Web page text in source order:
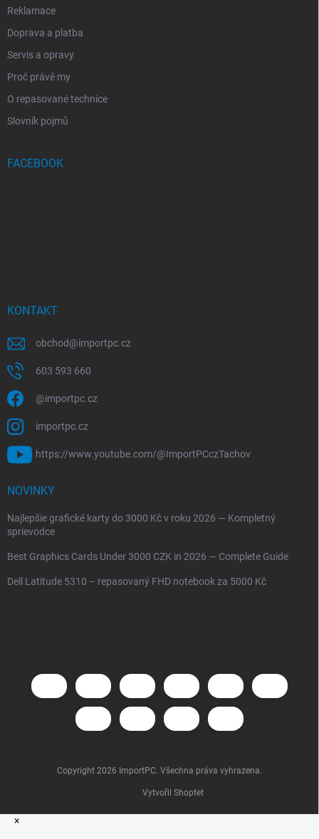
Reklamace
Doprava a platba
Servis a opravy
Proč právě my
O repasované technice
Slovník pojmů
FACEBOOK
KONTAKT
obchod@importpc.cz
603 593 660
@importpc.cz
importpc.cz
https://www.youtube.com/@ImportPCczTachov
NOVINKY
Najlepšie grafické karty do 3000 Kč v roku 2026 — Kompletný
sprievodce
Best Graphics Cards Under 3000 CZK in 2026 — Complete Guide
Dell Latitude 5310 – repasovaný FHD notebook za 5000 Kč
Vytvořil Shoptet
Copyright 2026 ImportPC. Všechna práva vyhrazena.
×